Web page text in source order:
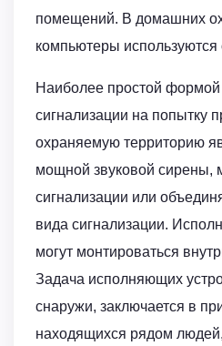
помещений. В домашних
компьютеры используются
Наиболее простой
сигнализации на попытку
охраняемую территорию
мощной звуковой сирены,
сигнализации или
вида сигнализации.
могут монтироваться
Задача исполняющих
снаружи, заключается в
находящихся рядом